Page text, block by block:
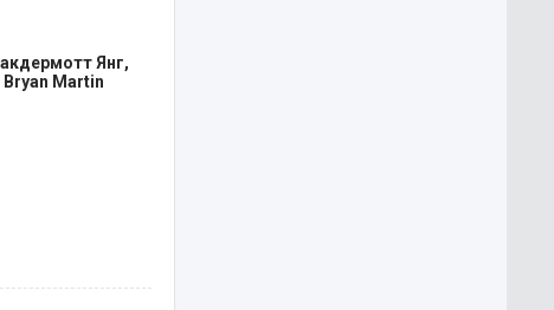
Янг,
Martin